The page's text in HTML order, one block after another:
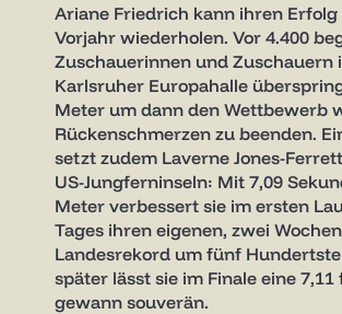
Ariane Friedrich kann ihren Erfolg
Vorjahr wiederholen. Vor 4.400
Zuschauerinnen und Zuschauern
Karlsruher Europahalle
Meter um dann den Wettbewerb
Rückenschmerzen zu beenden.
setzt zudem Laverne Jones-
US-Jungferninseln: Mit 7,09
Meter verbessert sie im ersten
Tages ihren eigenen, zwei
Landesrekord um fünf
später lässt sie im Finale eine
gewann souverän.